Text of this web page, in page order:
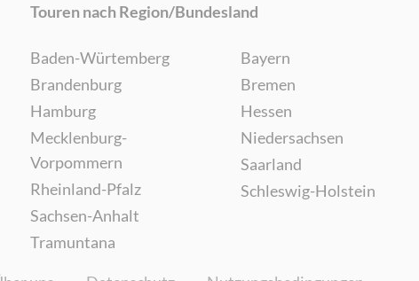
Touren nach Region/Bundesland
Baden-Würtemberg
Brandenburg
Hamburg
Mecklenburg-
Vorpommern
Rheinland-Pfalz
Sachsen-Anhalt
Tramuntana
Bayern
Bremen
Hessen
Niedersachsen
Saarland
Schleswig-Holstein